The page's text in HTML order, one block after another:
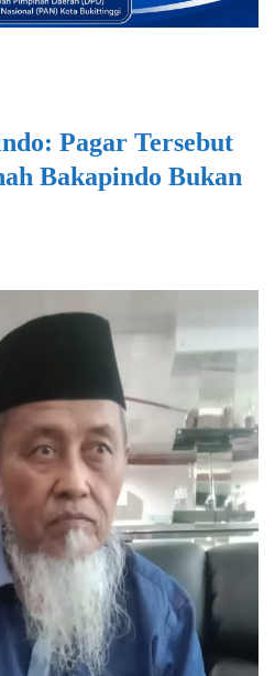
Pagar Tersebut
Bakapindo Bukan